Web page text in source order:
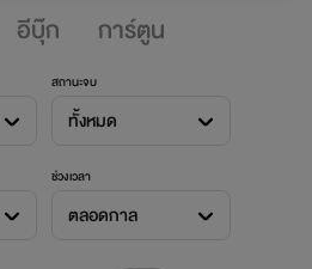
อีบุ๊ก การ์ตูน
สถานะจบ
ทั้งหมด
ช่วงเวลา
ตลอดกาล